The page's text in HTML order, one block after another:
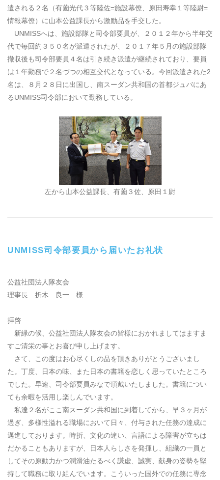
遣される２名（有薗光代３等陸佐=施設幕僚、原田寿幸１等陸尉=
情報幕僚）に山本公益課長から激励品を手交した。
UNMISSへは、施設部隊と司令部要員が、２０１２年から半年交
代で毎回約３５０名が派遣されたが、２０１７年５月の施設部隊
撤収後も司令部要員４名は引き続き派遣が継続されており、要員
は１年勤務で２名づつの相互交代となっている。今回派遣された2
名は、８月２８日に出国し、南スーダン共和国の首都ジュバにあ
るUNMISS司令部において勤務している。
左から山本公益課長、有薗３佐、原田１尉
UNMISS司令部要員から届いたお礼状
公益社団法人隊友会
理事長 折木 良一 様
拝啓
新緑の候、公益社団法人隊友会の皆様におかれましてはますま
すご清栄の事とお喜び申し上げます。
さて、この度はお心尽くしの品を頂きありがとうございまし
た。丁度、日本の味、また日本の書籍を恋しく思っていたところ
でした。早速、司令部要員みなで頂戴いたしました。書籍につい
ても余暇を活用し楽しんでいます。
私達２名がここ南スーダン共和国に到着してから、早３ヶ月が
過ぎ、多様性溢れる職場において日々、付与された任務の達成に
邁進しております。時折、文化の違い、言語による障害が立ちは
だかることもありますが、日本人らしさを発揮し、組織の一員と
してその原動力かつ潤滑油たるべく謙虚、誠実、献身の姿勢を堅
持して職務に取り組んでいます。こういった国外での任務に専念